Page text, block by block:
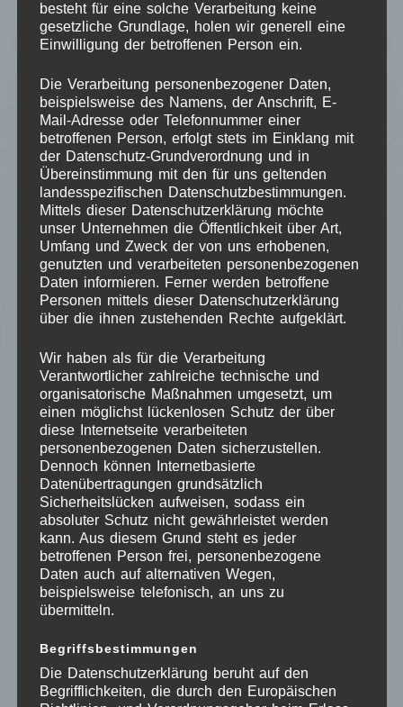
Beschreibung
Rezensionen (0)
Q&A
Beschreibung
Personalisierte Milchzahnbox aus Holz – Eine
Bewahre die ersten Zähnchen deines Kindes stilvoll
und sicher auf – mit unsererhochwertigen
Milchzahnbox aus Holz. Jede Box wird mit viel
Liebe zum Detail gefertigt und individuell graviert,
sodass sie zu einem ganz persönlichen Andenken
wird.
Merkmale:
✔Handgefertigt aus hochwertigem Holz
langlebig, natürlich & umweltfreundlich
✔Individuelle Gravur
persönliche Botschaften möglich
Aufbewahrung aller Milchzähne
besteht für eine solche Verarbeitung keine
gesetzliche Grundlage, holen wir generell eine
Einwilligung der betroffenen Person ein.
Die Verarbeitung personenbezogener Daten,
beispielsweise des Namens, der Anschrift, E-
Mail-Adresse oder Telefonnummer einer
betroffenen Person, erfolgt stets im Einklang mit
der Datenschutz-Grundverordnung und in
Übereinstimmung mit den für uns geltenden
landesspezifischen Datenschutzbestimmungen.
Mittels dieser Datenschutzerklärung möchte
unser Unternehmen die Öffentlichkeit über Art,
Umfang und Zweck der von uns erhobenen,
genutzten und verarbeiteten personenbezogenen
Daten informieren. Ferner werden betroffene
Personen mittels dieser Datenschutzerklärung
über die ihnen zustehenden Rechte aufgeklärt.
Wir haben als für die Verarbeitung
Verantwortlicher zahlreiche technische und
organisatorische Maßnahmen umgesetzt, um
einen möglichst lückenlosen Schutz der über
diese Internetseite verarbeiteten
personenbezogenen Daten sicherzustellen.
Dennoch können Internetbasierte
Datenübertragungen grundsätzlich
Sicherheitslücken aufweisen, sodass ein
absoluter Schutz nicht gewährleistet werden
kann. Aus diesem Grund steht es jeder
betroffenen Person frei, personenbezogene
Daten auch auf alternativen Wegen,
beispielsweise telefonisch, an uns zu
übermitteln.
Begriffsbestimmungen
Die Datenschutzerklärung beruht auf den
Begrifflichkeiten, die durch den Europäischen